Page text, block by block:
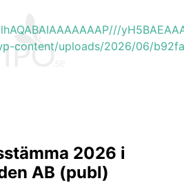
content/uploads/2026/06/
2026 i
AB (publ)